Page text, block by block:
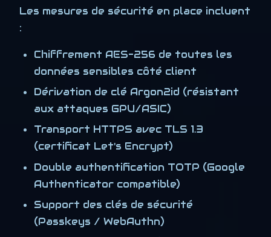
Les mesures de sécurité en place incluent
:
Chiffrement AES-256 de toutes les
données sensibles côté client
Dérivation de clé Argon2id (résistant
aux attaques GPU/ASIC)
Transport HTTPS avec TLS 1.3
(certificat Let's Encrypt)
Double authentification TOTP (Google
Authenticator compatible)
Support des clés de sécurité
(Passkeys / WebAuthn)